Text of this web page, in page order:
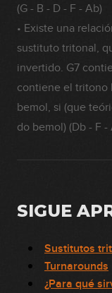
(G - B - D - F - Ab)
• Existe una
sustituto tritonal,
invertido. G7
contiene el tritono
bemol, si (que
do bemol) (Db - F -
SIGUE
Sustitutos
Turnarounds
¿Para qué